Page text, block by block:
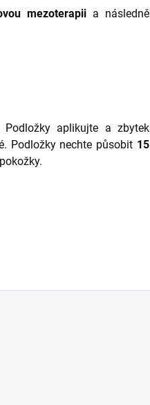
mezoterapii a následně
aplikujte a zbytek
Podložky nechte působit 15